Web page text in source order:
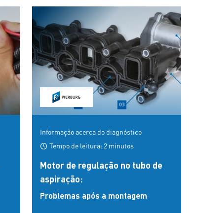
Informação acerca do diagnóstico
Tempo de leitura: 2 minutos
Motor de regulação no tubo de
aspiração:
Problemas após a montagem